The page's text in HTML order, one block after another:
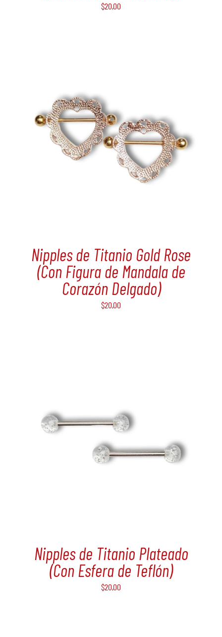
$20,00
Nipples de Titanio Gold Rose
(Con Figura de Mandala de
Corazón Delgado)
$20,00
Nipples de Titanio Plateado
(Con Esfera de Teflón)
$20,00